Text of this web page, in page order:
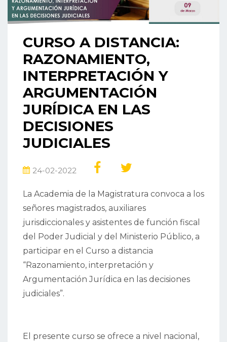
CURSO A DISTANCIA:
RAZONAMIENTO,
INTERPRETACIÓN Y
ARGUMENTACIÓN
JURÍDICA EN LAS
DECISIONES
JUDICIALES
24-02-2022
La Academia de la Magistratura convoca a los
señores magistrados, auxiliares
jurisdiccionales y asistentes de función fiscal
del Poder Judicial y del Ministerio Público, a
participar en el Curso a distancia
“Razonamiento, interpretación y
Argumentación Jurídica en las decisiones
judiciales”.
El presente curso se ofrece a nivel nacional,